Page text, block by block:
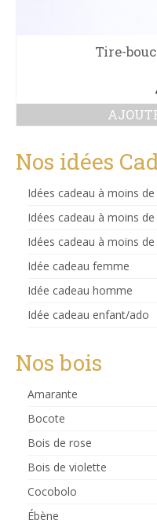
Tire-
Nos idées
Idées cadeau à moins
Idées cadeau à moins
Idées cadeau à moins
Idée cadeau femme
Idée cadeau homme
Idée cadeau enfant/ado
Nos bois
Amarante
Bocote
Bois de rose
Bois de violette
Cocobolo
Ébène